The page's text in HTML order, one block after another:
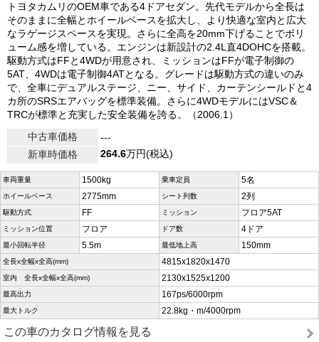
トヨタカムリのOEM車である4ドアセダン。先代モデルから全長は
そのままに全幅とホイールベースを拡大し、より快適な室内と広大
なラゲージスペースを実現。さらに全高を20mm下げることでボリ
ューム感を増している。エンジンは新設計の2.4L直4DOHCを搭載。
駆動方式はFFと4WDが用意され、ミッションはFFが電子制御の
5AT、4WDは電子制御4ATとなる。グレードは駆動方式の違いのみ
で、全車にデュアルステージ、ニー、サイド、カーテンシールドと4
カ所のSRSエアバッグを標準装備。さらに4WDモデルにはVSC＆
TRCが標準と充実した安全装備を誇る。（2006.1）
中古車価格
---
新車時価格
264.6万円(税込)
車両重量 1500kg 乗車定員 5名
ホイールベース 2775mm シート列数 2列
駆動方式 FF ミッション フロア5AT
ミッション位置 フロア ドア数 4ドア
最小回転半径 5.5m 最低地上高 150mm
全長x全幅x全高(mm) 4815x1820x1470
室内 全長x全幅x全高(mm) 2130x1525x1200
最高出力 167ps/6000rpm
最大トルク 22.8kg・m/4000rpm
この車のカタログ情報を見る